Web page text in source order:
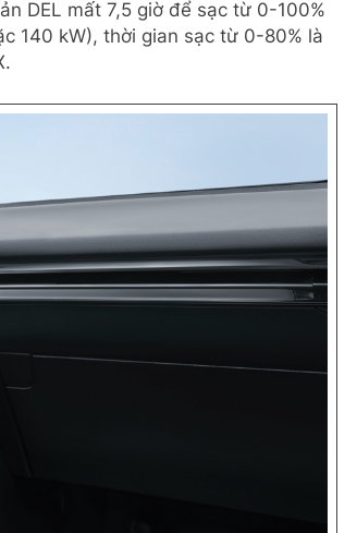
DEL mất 7,5 giờ để sạc từ 0-100%
140 kW), thời gian sạc từ 0-80% là